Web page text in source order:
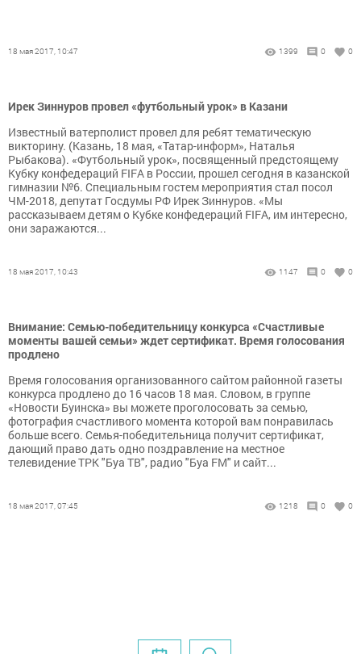
18 мая 2017, 10:47 1399 0 0
Ирек Зиннуров провел «футбольный урок» в Казани
Известный ватерполист провел для ребят тематическую
викторину. (Казань, 18 мая, «Татар-информ», Наталья
Рыбакова). «Футбольный урок», посвященный предстоящему
Кубку конфедераций FIFA в России, прошел сегодня в казанской
гимназии №6. Специальным гостем мероприятия стал посол
ЧМ-2018, депутат Госдумы РФ Ирек Зиннуров. «Мы
рассказываем детям о Кубке конфедераций FIFA, им интересно,
они заражаются...
18 мая 2017, 10:43 1147 0 0
Внимание: Семью-победительницу конкурса «Счастливые
моменты вашей семьи» ждет сертификат. Время голосования
продлено
Время голосования организованного сайтом районной газеты
конкурса продлено до 16 часов 18 мая. Словом, в группе
«Новости Буинска» вы можете проголосовать за семью,
фотография счастливого момента которой вам понравилась
больше всего. Семья-победительница получит сертификат,
дающий право дать одно поздравление на местное
телевидение ТРК "Буа ТВ", радио "Буа FM" и сайт...
18 мая 2017, 07:45 1218 0 0